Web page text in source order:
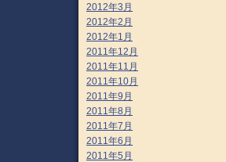
2012年3月
2012年2月
2012年1月
2011年12月
2011年11月
2011年10月
2011年9月
2011年8月
2011年7月
2011年6月
2011年5月